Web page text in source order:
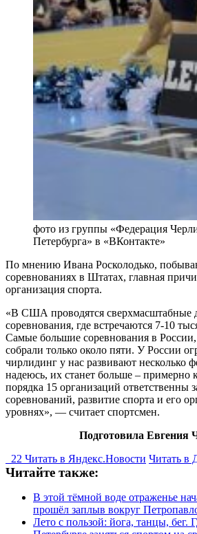
фото из группы «Федерация
Петербурга» в «ВКонтакте»
По мнению Ивана Росколодько,
соревнованиях в Штатах, главная
организация спорта.
«В США проводятся сверхмасштабные
соревнования, где встречаются 7-10
Самые большие соревнования в
собрали только около пяти. У России
чирлидинг у нас развивают несколько
надеюсь, их станет больше –
порядка 15 организаций ответственны
соревнований, развитие спорта и его
уровнях», — считает спортсмен.
Подготовила Евгения
22 Читать в Яндекс.Новости Читать в
Читайте также:
В этой тёмной воде отраженье
прошёл заплыв вокруг
Лето с пользой: йога, танцы, бег.